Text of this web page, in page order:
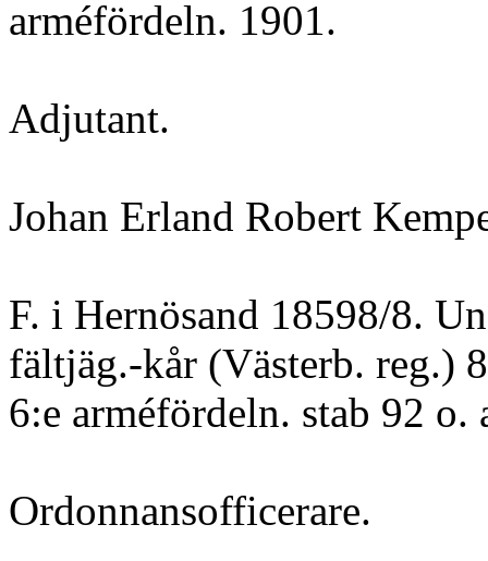
arméfördeln. 1901.
Adjutant.
Johan Erland Robert
F. i Hernösand 18598/8.
fältjäg.-kår (Västerb. reg.)
6:e arméfördeln. stab 92
Ordonnansofficerare.